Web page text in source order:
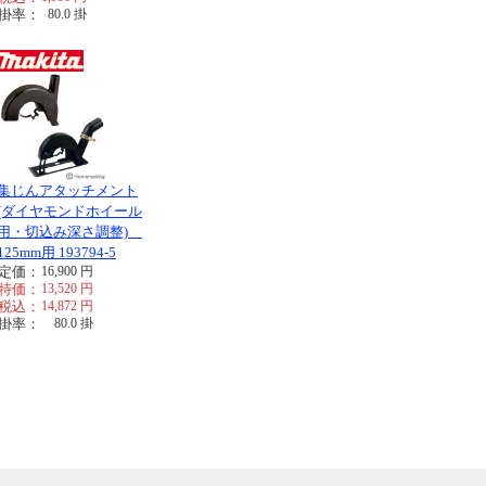
率： 80.0 掛
じんアタッチメント
イヤモンドホイール
・切込み深さ調整)
用 193794-5
価： 16,900 円
価： 13,520 円
込： 14,872 円
率： 80.0 掛